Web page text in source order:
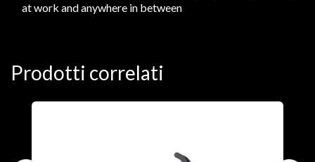
at work and anywhere in between
Prodotti correlati